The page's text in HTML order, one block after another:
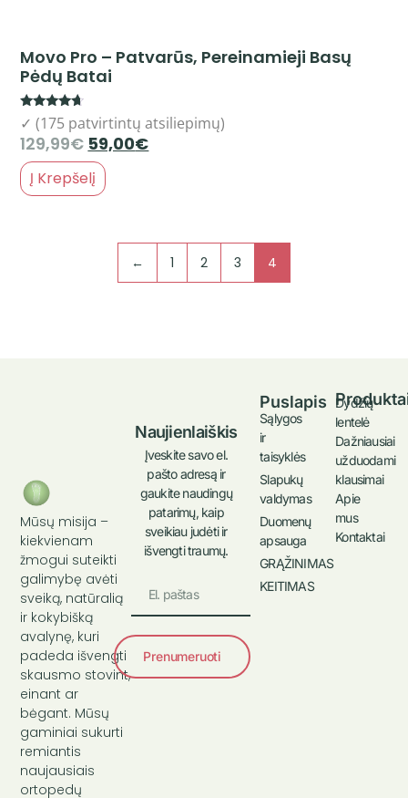
Movo Pro – Patvarūs, Pereinamieji Basų
Pėdų Batai
Rated
4.46
out of 5
✓ (175 patvirtintų atsiliepimų)
129,99€ 59,00€
Į Krepšelį
← 1 2 3 4
Mūsų misija –
kiekvienam
žmogui suteikti
galimybę avėti
sveiką, natūralią
ir kokybišką
avalynę, kuri
padeda išvengti
skausmo stovint,
einant ar
bėgant. Mūsų
gaminiai sukurti
remiantis
naujausiais
ortopedų
Dydžių
lentelė
Dažniausiai
užduodami
klausimai
Apie
mus
Kontaktai
Puslapis
Sąlygos
ir
taisyklės
Slapukų
valdymas
Duomenų
apsauga
GRĄŽINIMAS
KEITIMAS
Naujienlaiškis
Įveskite savo el.
pašto adresą ir
gaukite naudingų
patarimų, kaip
sveikiau judėti ir
išvengti traumų.
Prenumeruoti